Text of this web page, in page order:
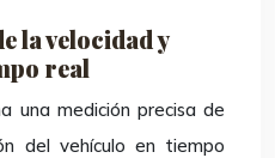
la velocidad y
real
una medición precisa de
del vehículo en tiempo